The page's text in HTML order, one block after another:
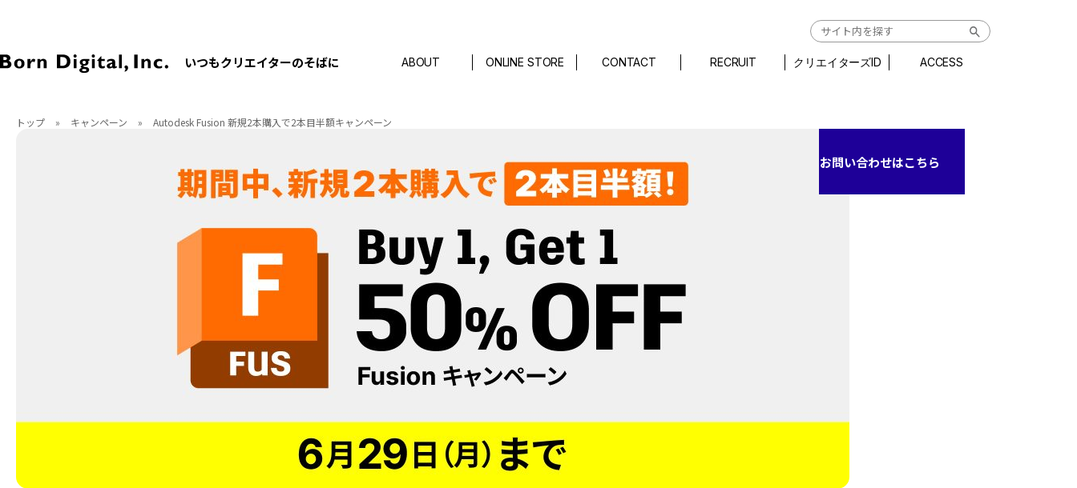
いつもクリエイターのそばに ABOUT ONLINE STORE CONTACT RECRUIT クリエイターズID ACCESS
トップ » キャンペーン » Autodesk Fusion 新規2本購入で2本目半額キャンペーン
お問い合わせはこちら